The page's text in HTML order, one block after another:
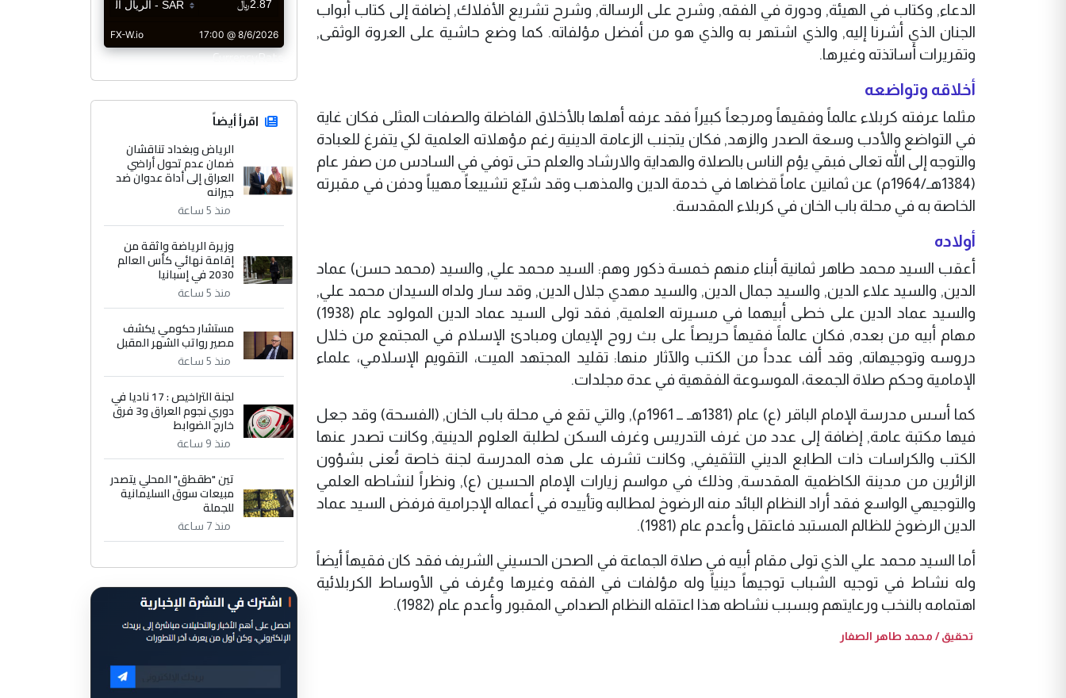
الدعاء, وكتاب في الهيئة, ودورة في الفقه, وشرح على الرسالة, وشرح تشريع الأفلاك, إضافة إلى كتاب أبواب
الجنان الذي أشرنا إليه, والذي اشتهر به والذي هو من أفضل مؤلفاته. كما وضع حاشية على العروة الوثقى,
وتقريرات أساتذته وغيرها.
أخلاقه وتواضعه
مثلما عرفته كربلاء عالماً وفقيهاً ومرجعاً كبيراً فقد عرفه أهلها بالأخلاق الفاضلة والصفات المثلى فكان غاية
في التواضع والأدب وسعة الصدر والزهد, فكان يتجنب الزعامة الدينية رغم مؤهلاته العلمية لكي يتفرغ للعبادة
والتوجه إلى الله تعالى فبقي يؤم الناس بالصلاة والهداية والارشاد والعلم حتى توفي في السادس من صفر عام
(1384هـ/1964م) عن ثمانين عاماً قضاها في خدمة الدين والمذهب وقد شيّع تشييعاً مهيباً ودفن في مقبرته
الخاصة به في محلة باب الخان في كربلاء المقدسة.
أولاده
أعقب السيد محمد طاهر ثمانية أبناء منهم خمسة ذكور وهم: السيد محمد علي, والسيد (محمد حسن) عماد
الدين, والسيد علاء الدين, والسيد جمال الدين, والسيد مهدي جلال الدين, وقد سار ولداه السيدان محمد علي,
والسيد عماد الدين على خطى أبيهما في مسيرته العلمية, فقد تولى السيد عماد الدين المولود عام (1938)
مهام أبيه من بعده, فكان عالماً فقيهاً حريصاً على بث روح الإيمان ومبادئ الإسلام في المجتمع من خلال
دروسه وتوجيهاته, وقد ألف عدداً من الكتب والآثار منها: تقليد المجتهد الميت، التقويم الإسلامي، علماء
الإمامية وحكم صلاة الجمعة، الموسوعة الفقهية في عدة مجلدات.
كما أسس مدرسة الإمام الباقر (ع) عام (1381هـ ــ 1961م), والتي تقع في محلة باب الخان, (الفسحة) وقد جعل
فيها مكتبة عامة, إضافة إلى عدد من غرف التدريس وغرف السكن لطلبة العلوم الدينية, وكانت تصدر عنها
الكتب والكراسات ذات الطابع الديني التثقيفي, وكانت تشرف على هذه المدرسة لجنة خاصة تُعنى بشؤون
الزائرين من مدينة الكاظمية المقدسة, وذلك في مواسم زيارات الإمام الحسين (ع), ونظراً لنشاطه العلمي
والتوجيهي الواسع فقد أراد النظام البائد منه الرضوخ لمطالبه وتأييده في أعماله الإجرامية فرفض السيد عماد
الدين الرضوخ للظالم المستبد فاعتقل وأعدم عام (1981).
أما السيد محمد علي الذي تولى مقام أبيه في صلاة الجماعة في الصحن الحسيني الشريف فقد كان فقيهاً أيضاً
وله نشاط في توجيه الشباب توجيهاً دينياً وله مؤلفات في الفقه وغيرها وعُرف في الأوساط الكربلائية
اهتمامه بالنخب ورعايتهم وبسبب نشاطه هذا اعتقله النظام الصدامي المقبور وأعدم عام (1982).
تحقيق / محمد طاهر الصفار
CurrencyRate
اقرأ أيضاً
الرياض وبغداد تناقشان
ضمان عدم تحول أراضي
العراق إلى أداة عدوان ضد
جيرانه
منذ 5 ساعة
وزيرة الرياضة واثقة من
إقامة نهائي كأس العالم
2030 في إسبانيا
منذ 5 ساعة
مستشار حكومي يكشف
مصير رواتب الشهر المقبل
منذ 5 ساعة
لجنة التراخيص : 17 ناديا في
دوري نجوم العراق و3 فرق
خارج الضوابط
منذ 9 ساعة
تين "طقطق" المحلي يتصدر
مبيعات سوق السليمانية
للجملة
منذ 7 ساعة